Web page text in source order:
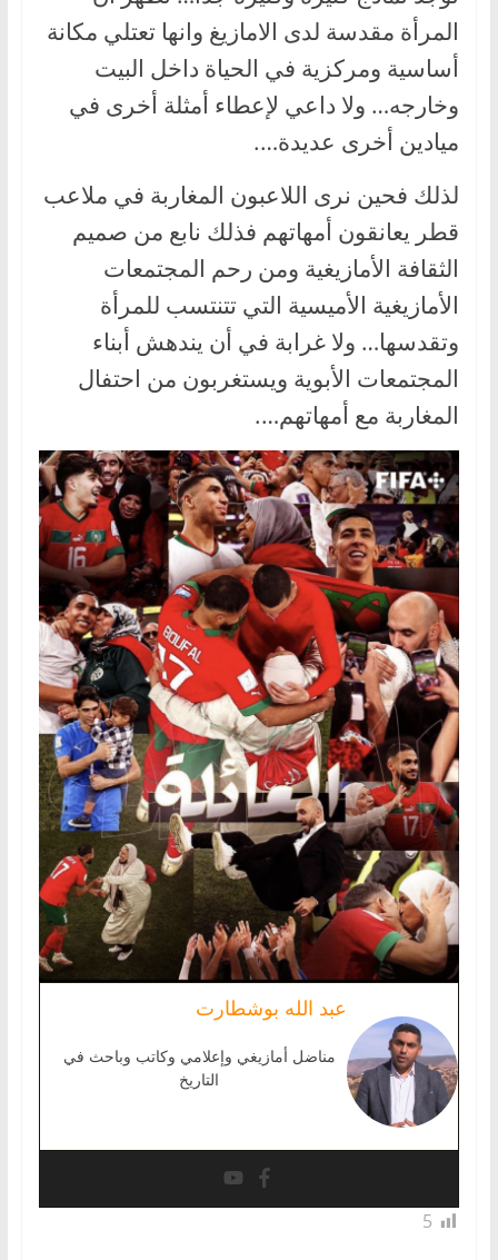
المرأة مقدسة لدى الامازيغ وانها تعتلي مكانة
أساسية ومركزية في الحياة داخل البيت
وخارجه… ولا داعي لإعطاء أمثلة أخرى في
ميادين أخرى عديدة….
لذلك فحين نرى اللاعبون المغاربة في ملاعب
قطر يعانقون أمهاتهم فذلك نابع من صميم
الثقافة الأمازيغية ومن رحم المجتمعات
الأمازيغية الأميسية التي تتنتسب للمرأة
وتقدسها… ولا غرابة في أن يندهش أبناء
المجتمعات الأبوية ويستغربون من احتفال
المغاربة مع أمهاتهم….
عبد الله بوشطارت
مناضل أمازيغي وإعلامي وكاتب وباحث في
التاريخ
5